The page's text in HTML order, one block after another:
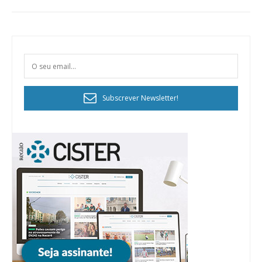
32
12 meses
Edição em papel entregue à Quinta-feira em sua
casa
Subscrever Newsletter!